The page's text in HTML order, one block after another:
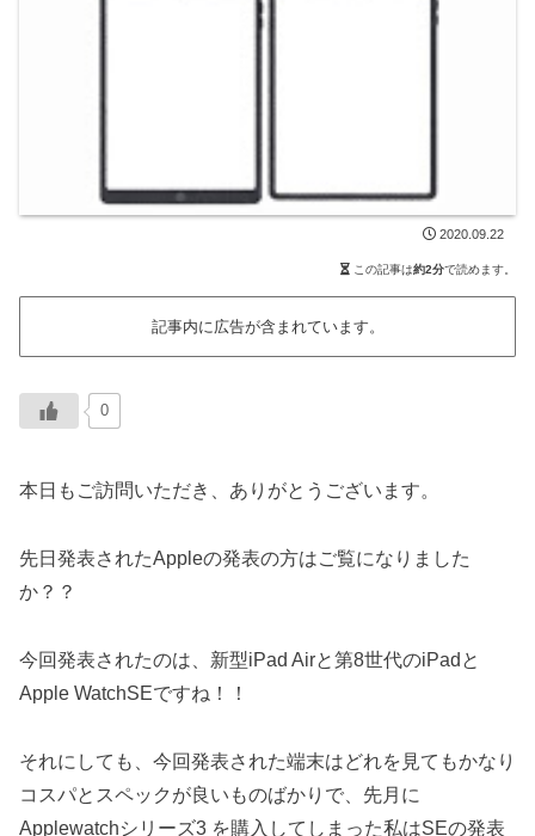
2020.09.22
この記事は約2分で読めます。
記事内に広告が含まれています。
0
本日もご訪問いただき、ありがとうございます。
先日発表されたAppleの発表の方はご覧になりました
か？？
今回発表されたのは、新型iPad Airと第8世代のiPadと
Apple WatchSEですね！！
それにしても、今回発表された端末はどれを見てもかなり
コスパとスペックが良いものばかりで、先月に
Applewatchシリーズ3 を購入してしまった私はSEの発表